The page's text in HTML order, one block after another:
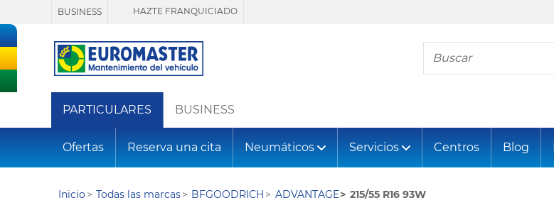
BUSINESS HAZTE FRANQUICIADO
Busca tu neumático
PARTICULARES BUSINESS
Ofertas Reserva una cita Neumáticos Servicios Centros Blog
Inicio Todas las marcas BFGOODRICH ADVANTAGE 215/55 R16 93W